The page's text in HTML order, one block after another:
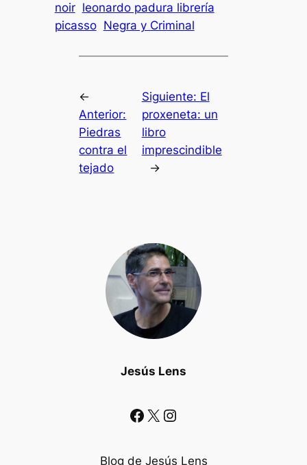
Jesús Lens
Facebook X Instagram
Blog de Jesús Lens
noir leonardo padura librería
picasso Negra y Criminal
←
Anterior:
Piedras
contra el
tejado
Siguiente: El
proxeneta: un
libro
imprescindible
→